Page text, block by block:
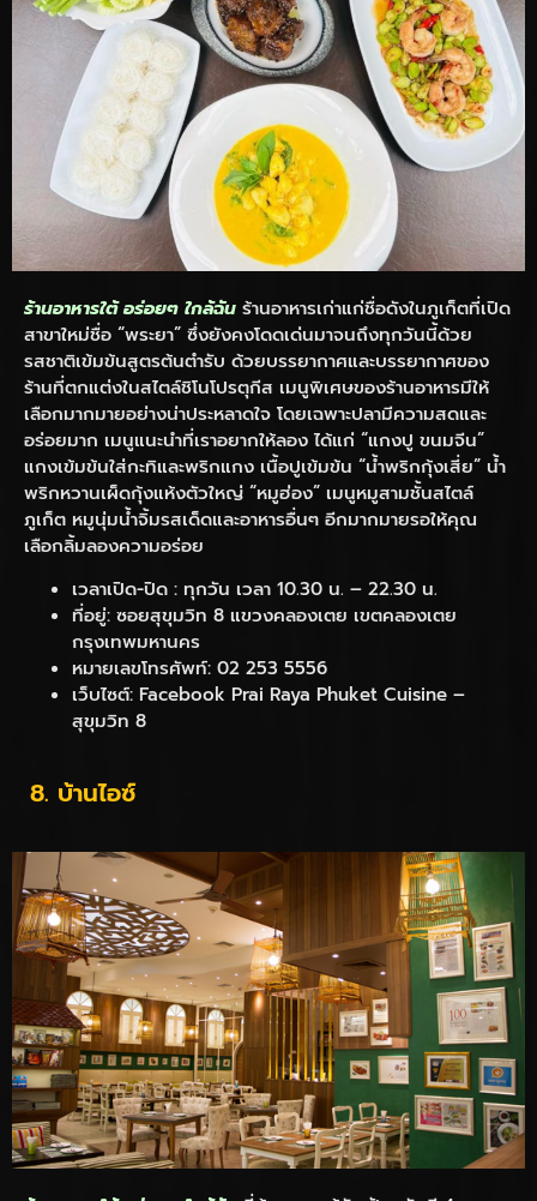
ร้านอาหารใต้ อร่อยๆ ใกล้ฉัน ร้านอาหารเก่าแก่ชื่อดังในภูเก็ตที่เปิด
สาขาใหม่ชื่อ “พระยา” ซึ่งยังคงโดดเด่นมาจนถึงทุกวันนี้ด้วย
รสชาติเข้มข้นสูตรต้นตำรับ ด้วยบรรยากาศและบรรยากาศของ
ร้านที่ตกแต่งในสไตล์ชิโนโปรตุกีส เมนูพิเศษของร้านอาหารมีให้
เลือกมากมายอย่างน่าประหลาดใจ โดยเฉพาะปลามีความสดและ
อร่อยมาก เมนูแนะนำที่เราอยากให้ลอง ได้แก่ “แกงปู ขนมจีน”
แกงเข้มข้นใส่กะทิและพริกแกง เนื้อปูเข้มข้น “น้ำพริกกุ้งเสี่ย” น้ำ
พริกหวานเผ็ดกุ้งแห้งตัวใหญ่ “หมูฮ่อง” เมนูหมูสามชั้นสไตล์
ภูเก็ต หมูนุ่มน้ำจิ้มรสเด็ดและอาหารอื่นๆ อีกมากมายรอให้คุณ
เลือกลิ้มลองความอร่อย
เวลาเปิด-ปิด : ทุกวัน เวลา 10.30 น. – 22.30 น.
ที่อยู่: ซอยสุขุมวิท 8 แขวงคลองเตย เขตคลองเตย
กรุงเทพมหานคร
หมายเลขโทรศัพท์: 02 253 5556
เว็บไซต์: Facebook Prai Raya Phuket Cuisine –
สุขุมวิท 8
8. บ้านไอซ์